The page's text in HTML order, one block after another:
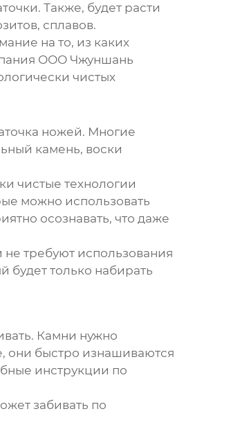
Также, будет расти
сплавов.
на то, из каких
ООО Чжуншань
чистых
ножей. Многие
камень, воски
чистые технологии
можно использовать
осознавать, что даже
требуют использования
будет только набирать
Камни нужно
они быстро изнашиваются
инструкции по
забивать по